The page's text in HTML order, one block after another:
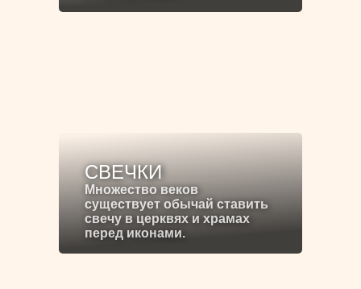
СВЕЧКИ
Множество веков
существует обычай ставить
свечу в церквях и храмах
перед иконами.